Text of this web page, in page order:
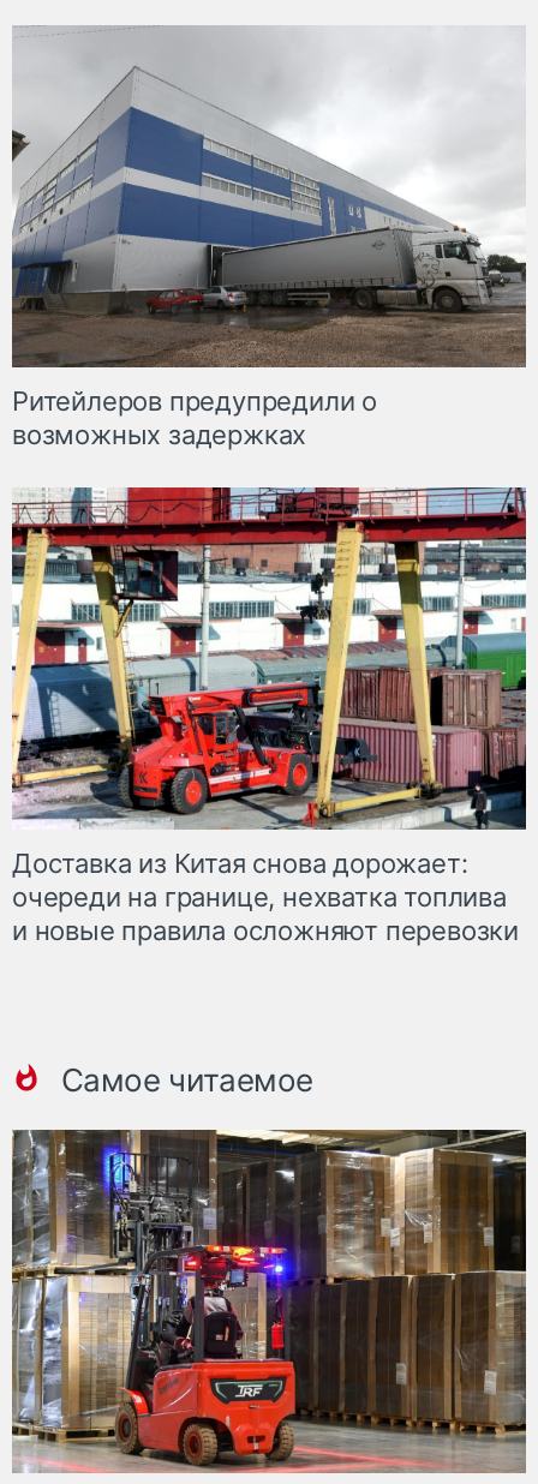
Ритейлеров предупредили о
возможных задержках
Доставка из Китая снова дорожает:
очереди на границе, нехватка топлива
и новые правила осложняют перевозки
Самое читаемое